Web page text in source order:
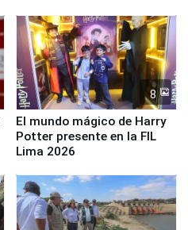
la UGEL 2
8
El mundo mágico de Harry
Potter presente en la FIL
Lima 2026